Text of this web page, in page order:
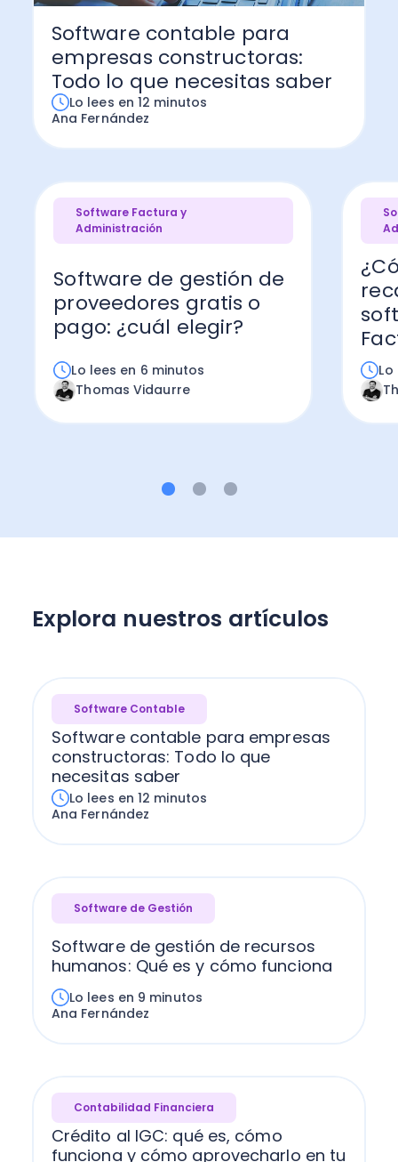
Administración Empresarial
Ver todo
Software Factura y Administración
Ver Todo
Kits
Autores
Software contable para
empresas constructoras:
Todo lo que necesitas saber
Lo lees en 12 minutos
Ana Fernández
Software Factura y
Administración
Software de gestión de
proveedores gratis o
pago: ¿cuál elegir?
Lo lees en 6 minutos
Thomas Vidaurre
Explora nuestros artículos
Software Contable
Software contable para empresas
constructoras: Todo lo que
necesitas saber
Lo lees en 12 minutos
Ana Fernández
Software de Gestión
Software de gestión de recursos
humanos: Qué es y cómo funciona
Lo lees en 9 minutos
Ana Fernández
Contabilidad Financiera
Crédito al IGC: qué es, cómo
funciona y cómo aprovecharlo en tu